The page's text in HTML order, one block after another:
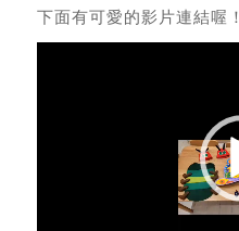
下面有可愛的影片連結喔！